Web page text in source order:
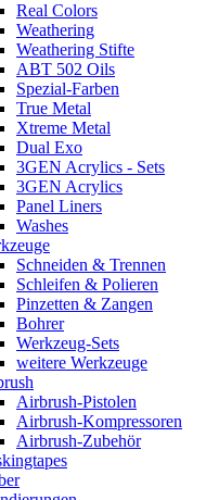
Real Colors
Weathering
Weathering Stifte
ABT 502 Oils
Spezial-Farben
True Metal
Xtreme Metal
Dual Exo
3GEN Acrylics - Sets
3GEN Acrylics
Panel Liners
Washes
Schneiden & Trennen
Schleifen & Polieren
Pinzetten & Zangen
Bohrer
Werkzeug-Sets
weitere Werkzeuge
Airbrush-Pistolen
Airbrush-Kompressoren
Airbrush-Zubehör